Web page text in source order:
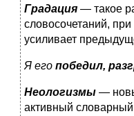
Градация — такое
словосочетаний,
усиливает
Я его победил,
Неологизмы —
активный